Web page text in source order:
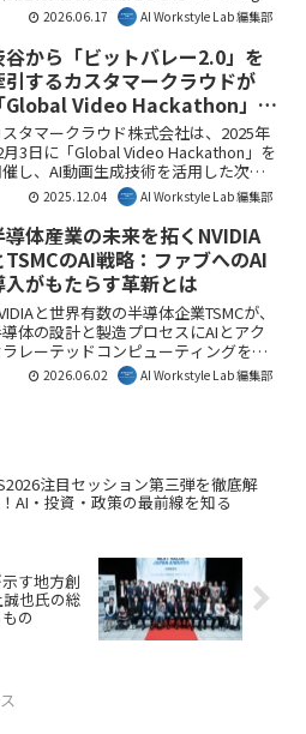
Qualcomm Technologiesとの協業によ
開発された本デバイスの主要機能と、
購入者向け特典プログラムについて
く解説します。
2026.06.17 AI Workstyle Lab 編集部
谷から「ビットバレー2.0」を
引するカスタマークラウドが
「Global Video Hackathon」を
催 – AI×映像で日本の国際競争
を再設計する新たな挑戦
タマークラウド株式会社は、2025年
月3日に「Global Video Hackathon」を
し、AI動画生成技術を活用した次世
の映像体験創造への挑戦者を世界中か
募集します。本イベントは、渋谷から
発のAIクリエイティブ産業を世界基
へ引き上げ、「ビットバレー2.0」を牽
する新たな取り組みです。
2025.12.04 AI Workstyle Lab 編集部
導体産業の未来を拓くNVIDIA
TSMCのAI戦略：ファブへのAI
入がもたらす革新とは
と世界有数の半導体企業TSMCが、
体の設計と製造プロセスにAIとアク
レーテッドコンピューティングを導
し、大幅な効率向上と生産性強化を発
しました。この協業は、次世代チップ
示す重要な事例と見ています。
2026.06.02 AI Workstyle Lab 編集部
注目セッション第三弾を徹底解
AI・投資・政策の最前線を知る
す地方創
也氏の総
の